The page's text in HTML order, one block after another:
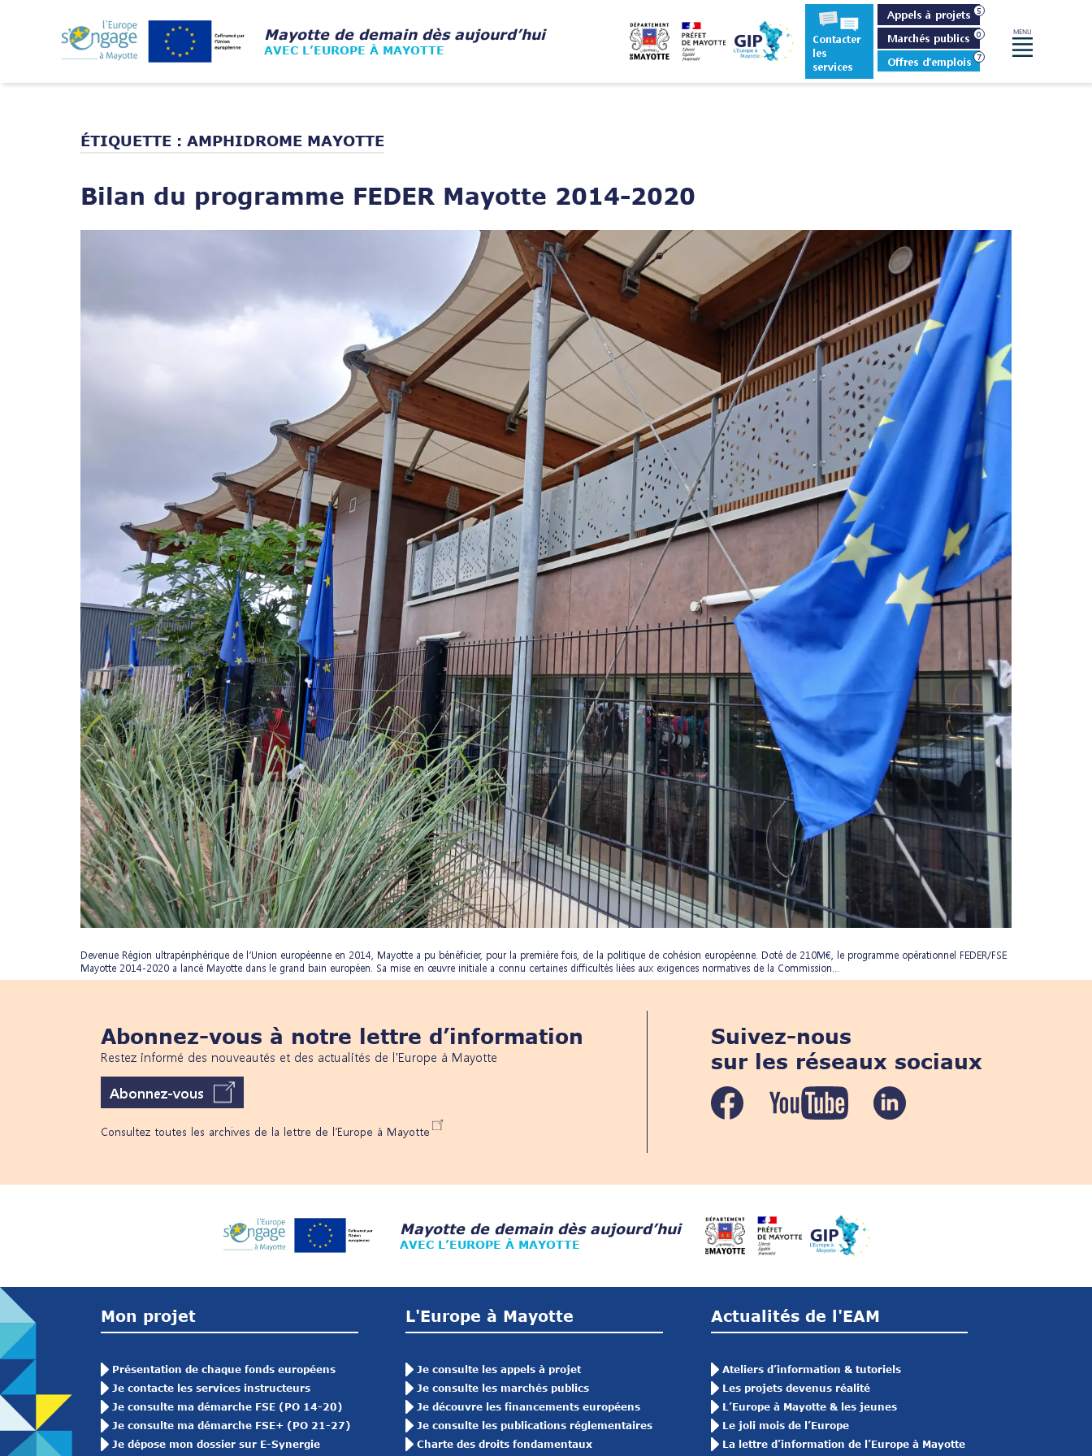
Home
MENU
Menu
Mayotte de demain dès aujourd’hui
AVEC L’EUROPE À MAYOTTE
Contacter
les
services
Appels à projets
Marchés publics
Offres d’emplois
ÉTIQUETTE :AMPHIDROME MAYOTTE
Bilan du programme FEDER Mayotte 2014-2020
Open post
Devenue Région ultrapériphérique de l’Union européenne en 2014, Mayotte a pu bénéficier, pour la première fois, de la politique de cohésion européenne. Doté de 210M€, le programme opérationnel FEDER/FSE
Mayotte 2014-2020 a lancé Mayotte dans le grand bain européen. Sa mise en œuvre initiale a connu certaines difficultés liées aux exigences normatives de la Commission...
Abonnez-vous à notre lettre d’information
Restez informé des nouveautés et des actualités de l'Europe à Mayotte
Abonnez-vous
Consultez toutes les archives de la lettre de l’Europe à Mayotte
Suivez-nous
sur les réseaux sociaux
Mayotte de demain dès aujourd’hui
AVEC L’EUROPE À MAYOTTE
Mon projet
Présentation de chaque fonds européens
Je contacte les services instructeurs
Je consulte ma démarche FSE (PO 14-20)
Je consulte ma démarche FSE+ (PO 21-27)
Je dépose mon dossier sur E-Synergie
L'Europe à Mayotte
Je consulte les appels à projet
Je consulte les marchés publics
Je découvre les financements européens
Je consulte les publications réglementaires
Charte des droits fondamentaux
Actualités de l'EAM
Ateliers d’information & tutoriels
Les projets devenus réalité
L’Europe à Mayotte & les jeunes
Le joli mois de l’Europe
La lettre d’information de l’Europe à Mayotte